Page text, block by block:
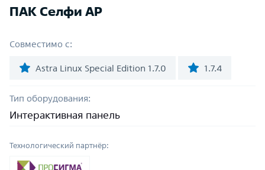
ПАК Селфи АР
Совместимо с:
Astra Linux Special Edition 1.7.0 1.7.4
Тип оборудования:
Интерактивная панель
Технологический партнёр: